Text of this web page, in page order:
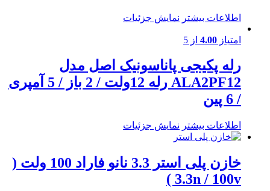
اطلاعات بیشتر نمایش جزئیات
امتیاز 4.00 از 5
رله پکیجی پاناسونیک اصل مدل
ALA2PF12 رله 12ولت / 2 باز / 5 آمپری
/ 6 پین
اطلاعات بیشتر نمایش جزئیات
خازن پلی استر 3.3 نانو فاراد 100 ولت (
3.3n / 100v )